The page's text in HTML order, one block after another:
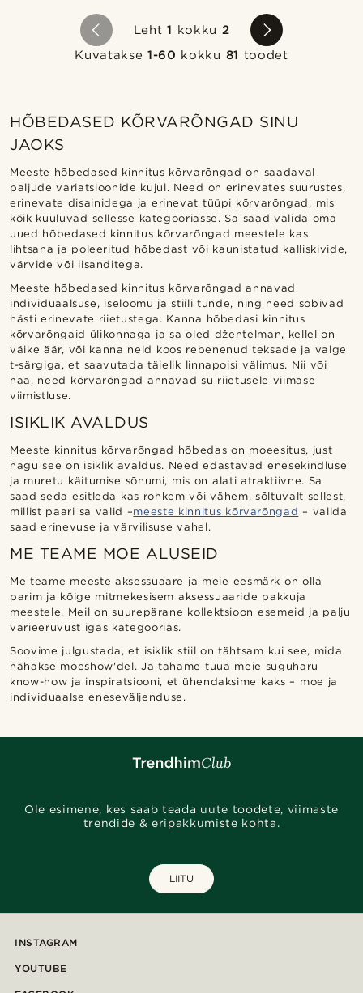
Leht1 kokku 2
Kuvatakse1-60 kokku 81 toodet
HÕBEDASED KÕRVARÕNGAD SINU
JAOKS
Meeste hõbedased kinnitus kõrvarõngad on saadaval
paljude variatsioonide kujul. Need on erinevates suurustes,
erinevate disainidega ja erinevat tüüpi kõrvarõngad, mis
kõik kuuluvad sellesse kategooriasse. Sa saad valida oma
uued hõbedased kinnitus kõrvarõngad meestele kas
lihtsana ja poleeritud hõbedast või kaunistatud kalliskivide,
värvide või lisanditega.
Meeste hõbedased kinnitus kõrvarõngad annavad
individuaalsuse, iseloomu ja stiili tunde, ning need sobivad
hästi erinevate riietustega. Kanna hõbedasi kinnitus
kõrvarõngaid ülikonnaga ja sa oled džentelman, kellel on
väike äär, või kanna neid koos rebenenud teksade ja valge
t-särgiga, et saavutada täielik linnapoisi välimus. Nii või
naa, need kõrvarõngad annavad su riietusele viimase
viimistluse.
ISIKLIK AVALDUS
Meeste kinnitus kõrvarõngad hõbedas on moeesitus, just
nagu see on isiklik avaldus. Need edastavad enesekindluse
ja muretu käitumise sõnumi, mis on alati atraktiivne. Sa
saad seda esitleda kas rohkem või vähem, sõltuvalt sellest,
millist paari sa valid –meeste kinnitus kõrvarõngad – valida
saad erinevuse ja värvilisuse vahel.
ME TEAME MOE ALUSEID
Me teame meeste aksessuaare ja meie eesmärk on olla
parim ja kõige mitmekesisem aksessuaaride pakkuja
meestele. Meil on suurepärane kollektsioon esemeid ja palju
varieeruvust igas kategoorias.
Soovime julgustada, et isiklik stiil on tähtsam kui see, mida
nähakse moeshow'del. Ja tahame tuua meie suguharu
know-how ja inspiratsiooni, et ühendaksime kaks – moe ja
individuaalse eneseväljenduse.
Ole esimene, kes saab teada uute toodete, viimaste
trendide & eripakkumiste kohta.
LIITU
INSTAGRAM
YOUTUBE